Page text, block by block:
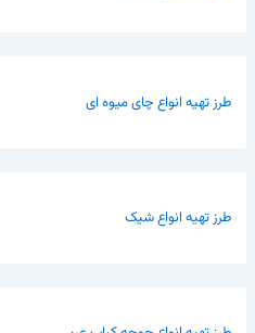
طرز تهیه انواع چای میوه ای
طرز تهیه انواع شیک